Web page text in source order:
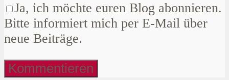
Ja, ich möchte euren Blog abonnieren.
Bitte informiert mich per E-Mail über
neue Beiträge.